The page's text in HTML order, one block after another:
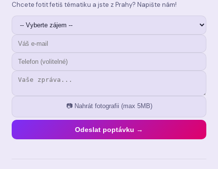
Chcete fotit fetiš tématiku a jste z Prahy? Napište nám!
📷 Nahrát fotografii (max 5MB)
Odeslat poptávku →